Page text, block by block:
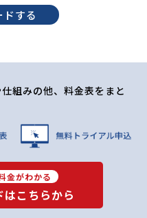
ドする
組みの他、料金表をまと
金がわかる
こちらから